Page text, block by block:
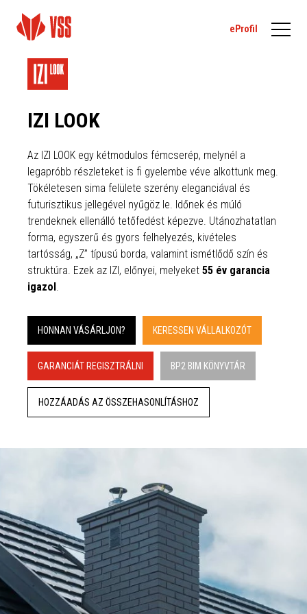
eProfil
IZI LOOK
Az IZI LOOK egy kétmodulos fémcserép, melynél a
legapróbb részleteket is fi gyelembe véve alkottunk meg.
Tökéletesen sima felülete szerény eleganciával és
futurisztikus jellegével nyűgöz le. Időnek és múló
trendeknek ellenálló tetőfedést képezve. Utánozhatatlan
forma, egyszerű és gyors felhelyezés, kivételes
tartósság, „Z” típusú borda, valamint ismétlődő szín és
struktúra. Ezek az IZI, előnyei, melyeket 55 év garancia
igazol.
HONNAN VÁSÁRLJON? KERESSEN VÁLLALKOZÓT
GARANCIÁT REGISZTRÁLNI BP2 BIM KÖNYVTÁR
HOZZÁADÁS AZ ÖSSZEHASONLÍTÁSHOZ